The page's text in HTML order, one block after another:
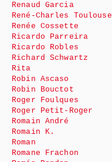
Renaud Garcia
René-Charles Toulouse
Renée Cossette
Ricardo Parreira
Ricardo Robles
Richard Schwartz
Rita
Robin Ascaso
Robin Bouctot
Roger Foulques
Roger Petit-Roger
Romain André
Romain K.
Roman
Romane Frachon